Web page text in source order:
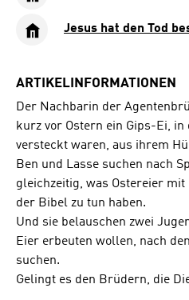
Jesus hat den Tod
ARTIKELINFORMATIONEN
Der Nachbarin der
kurz vor Ostern ein Gips-Ei,
versteckt waren, aus ihrem
Ben und Lasse suchen nach
gleichzeitig, was Ostereier
der Bibel zu tun haben.
Und sie belauschen zwei
Eier erbeuten wollen, nach
suchen.
Gelingt es den Brüdern, die